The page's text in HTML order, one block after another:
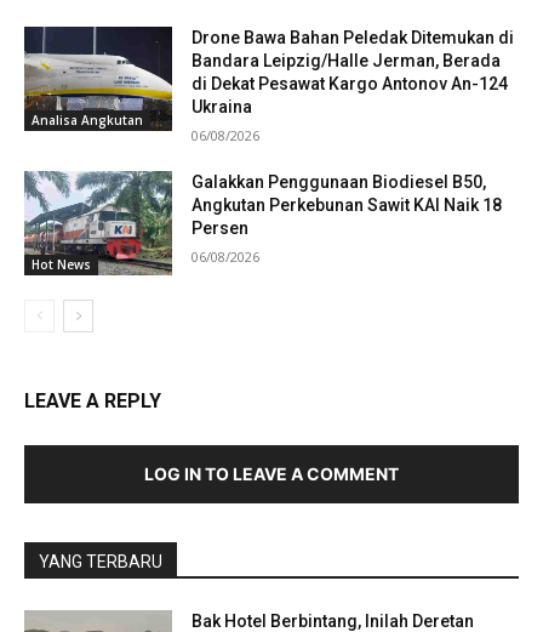
Analisa Angkutan
Drone Bawa Bahan Peledak Ditemukan di
Bandara Leipzig/Halle Jerman, Berada
di Dekat Pesawat Kargo Antonov An-124
Ukraina
06/08/2026
Hot News
Galakkan Penggunaan Biodiesel B50,
Angkutan Perkebunan Sawit KAI Naik 18
Persen
06/08/2026
LEAVE A REPLY
LOG IN TO LEAVE A COMMENT
YANG TERBARU
Bak Hotel Berbintang, Inilah Deretan